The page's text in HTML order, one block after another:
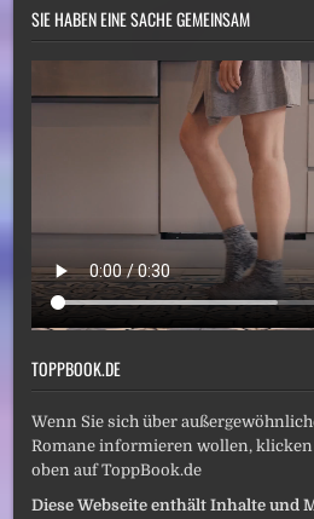
SIE HABEN EINE SACHE GEMEINSAM
TOPPBOOK.DE
Wenn Sie sich über
Romane informieren wollen, klicken
oben auf ToppBook.de
Diese Webseite enthält Inhalte und